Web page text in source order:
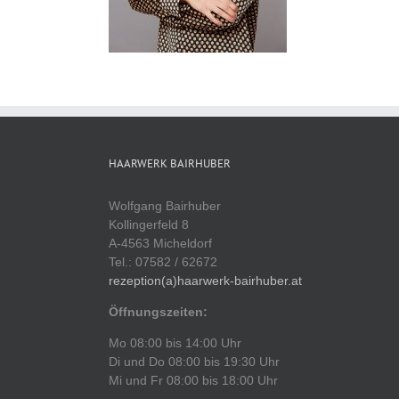
HAARWERK BAIRHUBER
Wolfgang Bairhuber
Kollingerfeld 8
A-4563 Micheldorf
Tel.: 07582 / 62672
rezeption(a)haarwerk-bairhuber.at
Öffnungszeiten:
Mo 08:00 bis 14:00 Uhr
Di und Do 08:00 bis 19:30 Uhr
Mi und Fr 08:00 bis 18:00 Uhr